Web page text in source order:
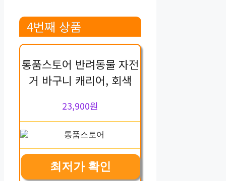
4번째 상품
통품스토어 반려동물 자전
거 바구니 캐리어, 회색
23,900원
최저가 확인